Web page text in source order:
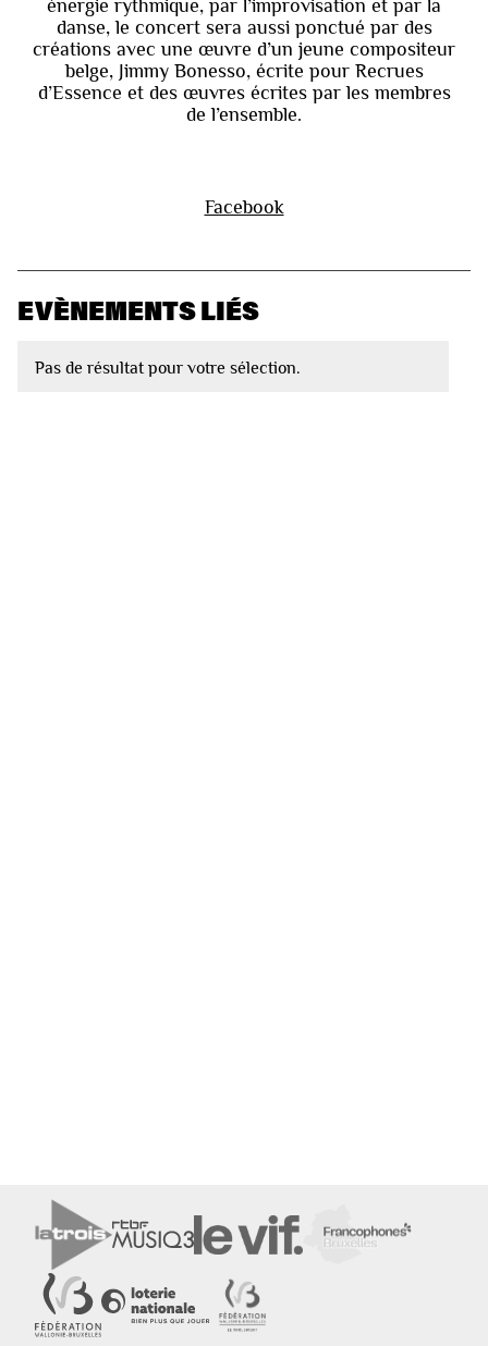
énergie rythmique, par l’improvisation et par la
danse, le concert sera aussi ponctué par des
créations avec une œuvre d’un jeune compositeur
belge, Jimmy Bonesso, écrite pour Recrues
d’Essence et des œuvres écrites par les membres
de l’ensemble.
Facebook
EVÈNEMENTS LIÉS
Pas de résultat pour votre sélection.